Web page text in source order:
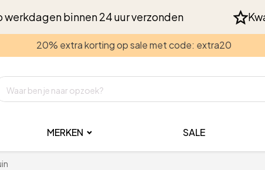
werkdagen binnen 24 uur verzonden
20% extra korting op sale met code: extra20
MERKEN SALE